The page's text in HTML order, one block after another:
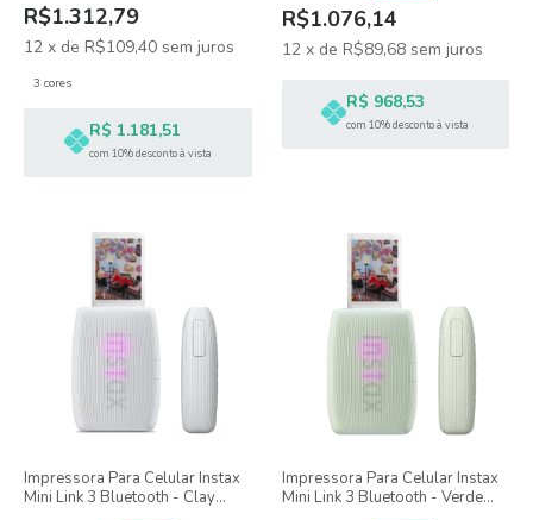
R$1.312,79
12 x de R$109,40 sem juros
3 cores
R$ 1.181,51
com 10% desconto à vista
R$1.076,14
12 x de R$89,68 sem juros
R$ 968,53
com 10% desconto à vista
Impressora Para Celular Instax
Mini Link 3 Bluetooth - Clay
Impressora Para Celular Instax
Mini Link 3 Bluetooth - Verde